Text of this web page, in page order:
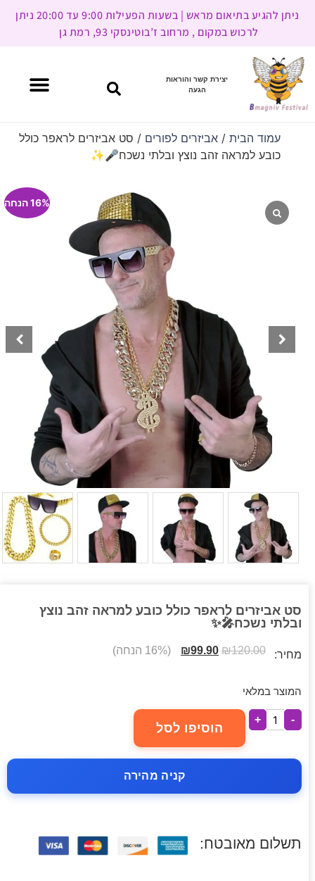
ניתן להגיע בתיאום מראש | בשעות הפעילות 9:00 עד 20:00 ניתן
לרכוש במקום , מרחוב ז’בוטינסקי 93, רמת גן
יצירת קשר והוראות
הגעה
עמוד הבית/ אביזרים לפורים / סט אביזרים לראפר כולל
כובע למראה זהב נוצץ ובלתי נשכח🎤✨
16% הנחה
סט אביזרים לראפר כולל כובע למראה זהב נוצץ
ובלתי נשכח🎤✨
מחיר: ₪120.00
₪99.90 (16% הנחה)
המוצר במלאי
-
+
הוסיפו לסל
קניה מהירה
תשלום מאובטח: